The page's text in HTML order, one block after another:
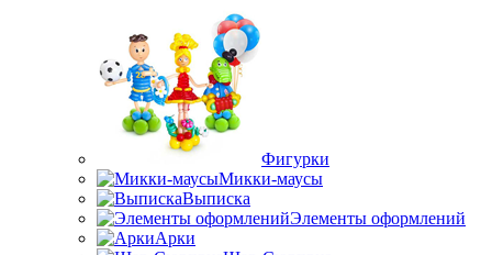
Фигурки
Микки-маусы
Выписка
Элементы оформлений
Арки